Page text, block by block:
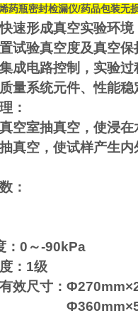
药瓶密封检漏仪/药品包装无
速形成真空实验环境
试验真空度及真空保
成电路控制，实验
量系统元件、性能稳
：
空室抽真空，使浸
真空，使试样产生
：
：0～-90kPa
1级
效尺寸：
mm